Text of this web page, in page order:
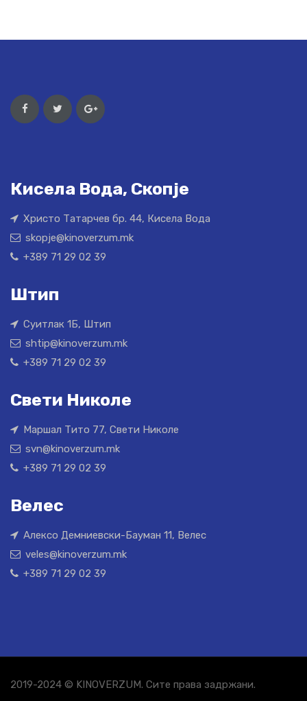
Кисела Вода, Скопје
Христо Татарчев бр. 44, Кисела Вода
skopje@kinoverzum.mk
+389 71 29 02 39
Штип
Суитлак 1Б, Штип
shtip@kinoverzum.mk
+389 71 29 02 39
Свети Николе
Маршал Тито 77, Свети Николе
svn@kinoverzum.mk
+389 71 29 02 39
Велес
Алексо Демниевски-Бауман 11, Велес
veles@kinoverzum.mk
+389 71 29 02 39
2019-2024 © KINOVERZUM. Сите права задржани.